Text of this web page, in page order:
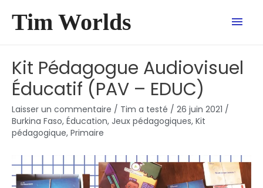
Tim Worlds
Kit Pédagogue Audiovisuel
Éducatif (PAV – EDUC)
Laisser un commentaire / Tim a testé / 26 juin 2021 /
Burkina Faso, Éducation, Jeux pédagogiques, Kit
pédagogique, Primaire